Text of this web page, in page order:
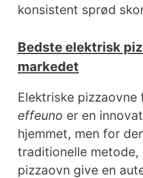
konsistent sprød
Bedste elektrisk
markedet
Elektriske
effeuno er en
hjemmet, men for
traditionelle
pizzaovn give en